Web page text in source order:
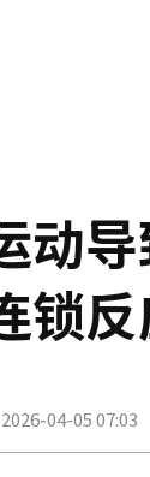
动
锁
2026-04-05 07:03